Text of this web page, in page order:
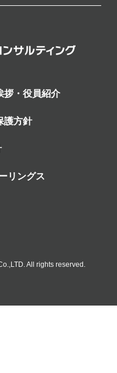
拶・役員紹介
護方針
リングス
All rights reserved.